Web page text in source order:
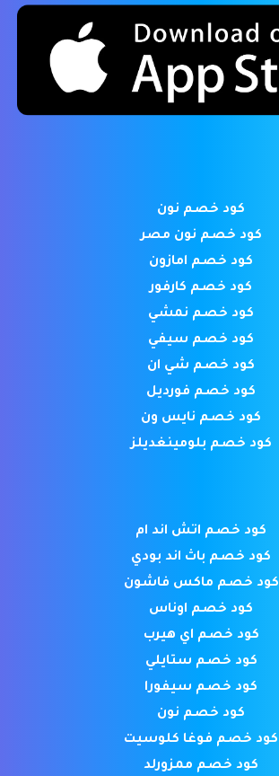
كود خصم نون
كود خصم نون مصر
كود خصم امازون
كود خصم كارفور
كود خصم نمشي
كود خصم سيفي
كود خصم شي ان
كود خصم فورديل
كود خصم نايس ون
كود خصم بلومينغديلز
كود خصم اتش اند ام
كود خصم باث اند بودي
كود خصم ماكس فاشون
كود خصم اوناس
كود خصم اي هيرب
كود خصم ستايلي
كود خصم سيفورا
كود خصم نون
كود خصم فوغا كلوسيت
كود خصم ممزورلد